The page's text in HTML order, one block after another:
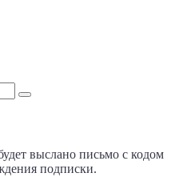
выслано письмо с кодом
подписки.